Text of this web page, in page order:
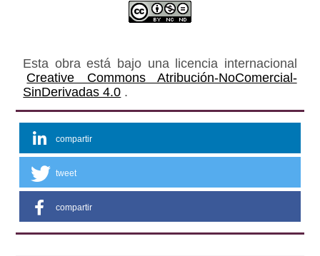
Esta obra está bajo una licencia internacional
Creative Commons Atribución-NoComercial-
SinDerivadas 4.0 .
compartir
tweet
compartir